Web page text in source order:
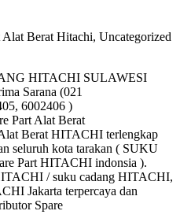
Alat Berat Hitachi, Uncategorized
HITACHI SULAWESI
Sarana (021
6002406 )
Part Alat Berat
Berat HITACHI terlengkap
seluruh kota tarakan ( SUKU
Part HITACHI indonsia ).
/ suku cadang HITACHI,
Jakarta terpercaya dan
Spare